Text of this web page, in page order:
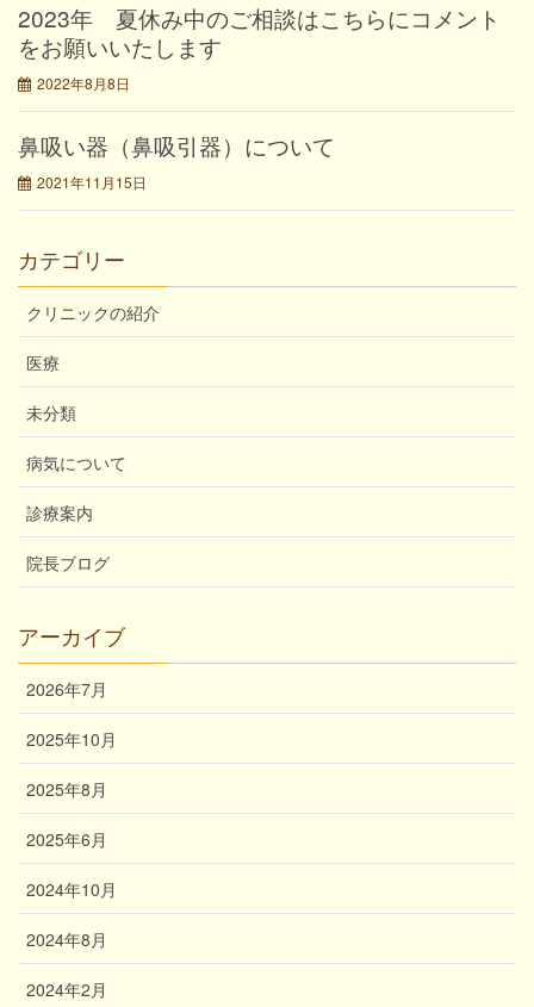
2023年 夏休み中のご相談はこちらにコメント
をお願いいたします
2022年8月8日
鼻吸い器（鼻吸引器）について
2021年11月15日
カテゴリー
クリニックの紹介
医療
未分類
病気について
診療案内
院長ブログ
アーカイブ
2026年7月
2025年10月
2025年8月
2025年6月
2024年10月
2024年8月
2024年2月